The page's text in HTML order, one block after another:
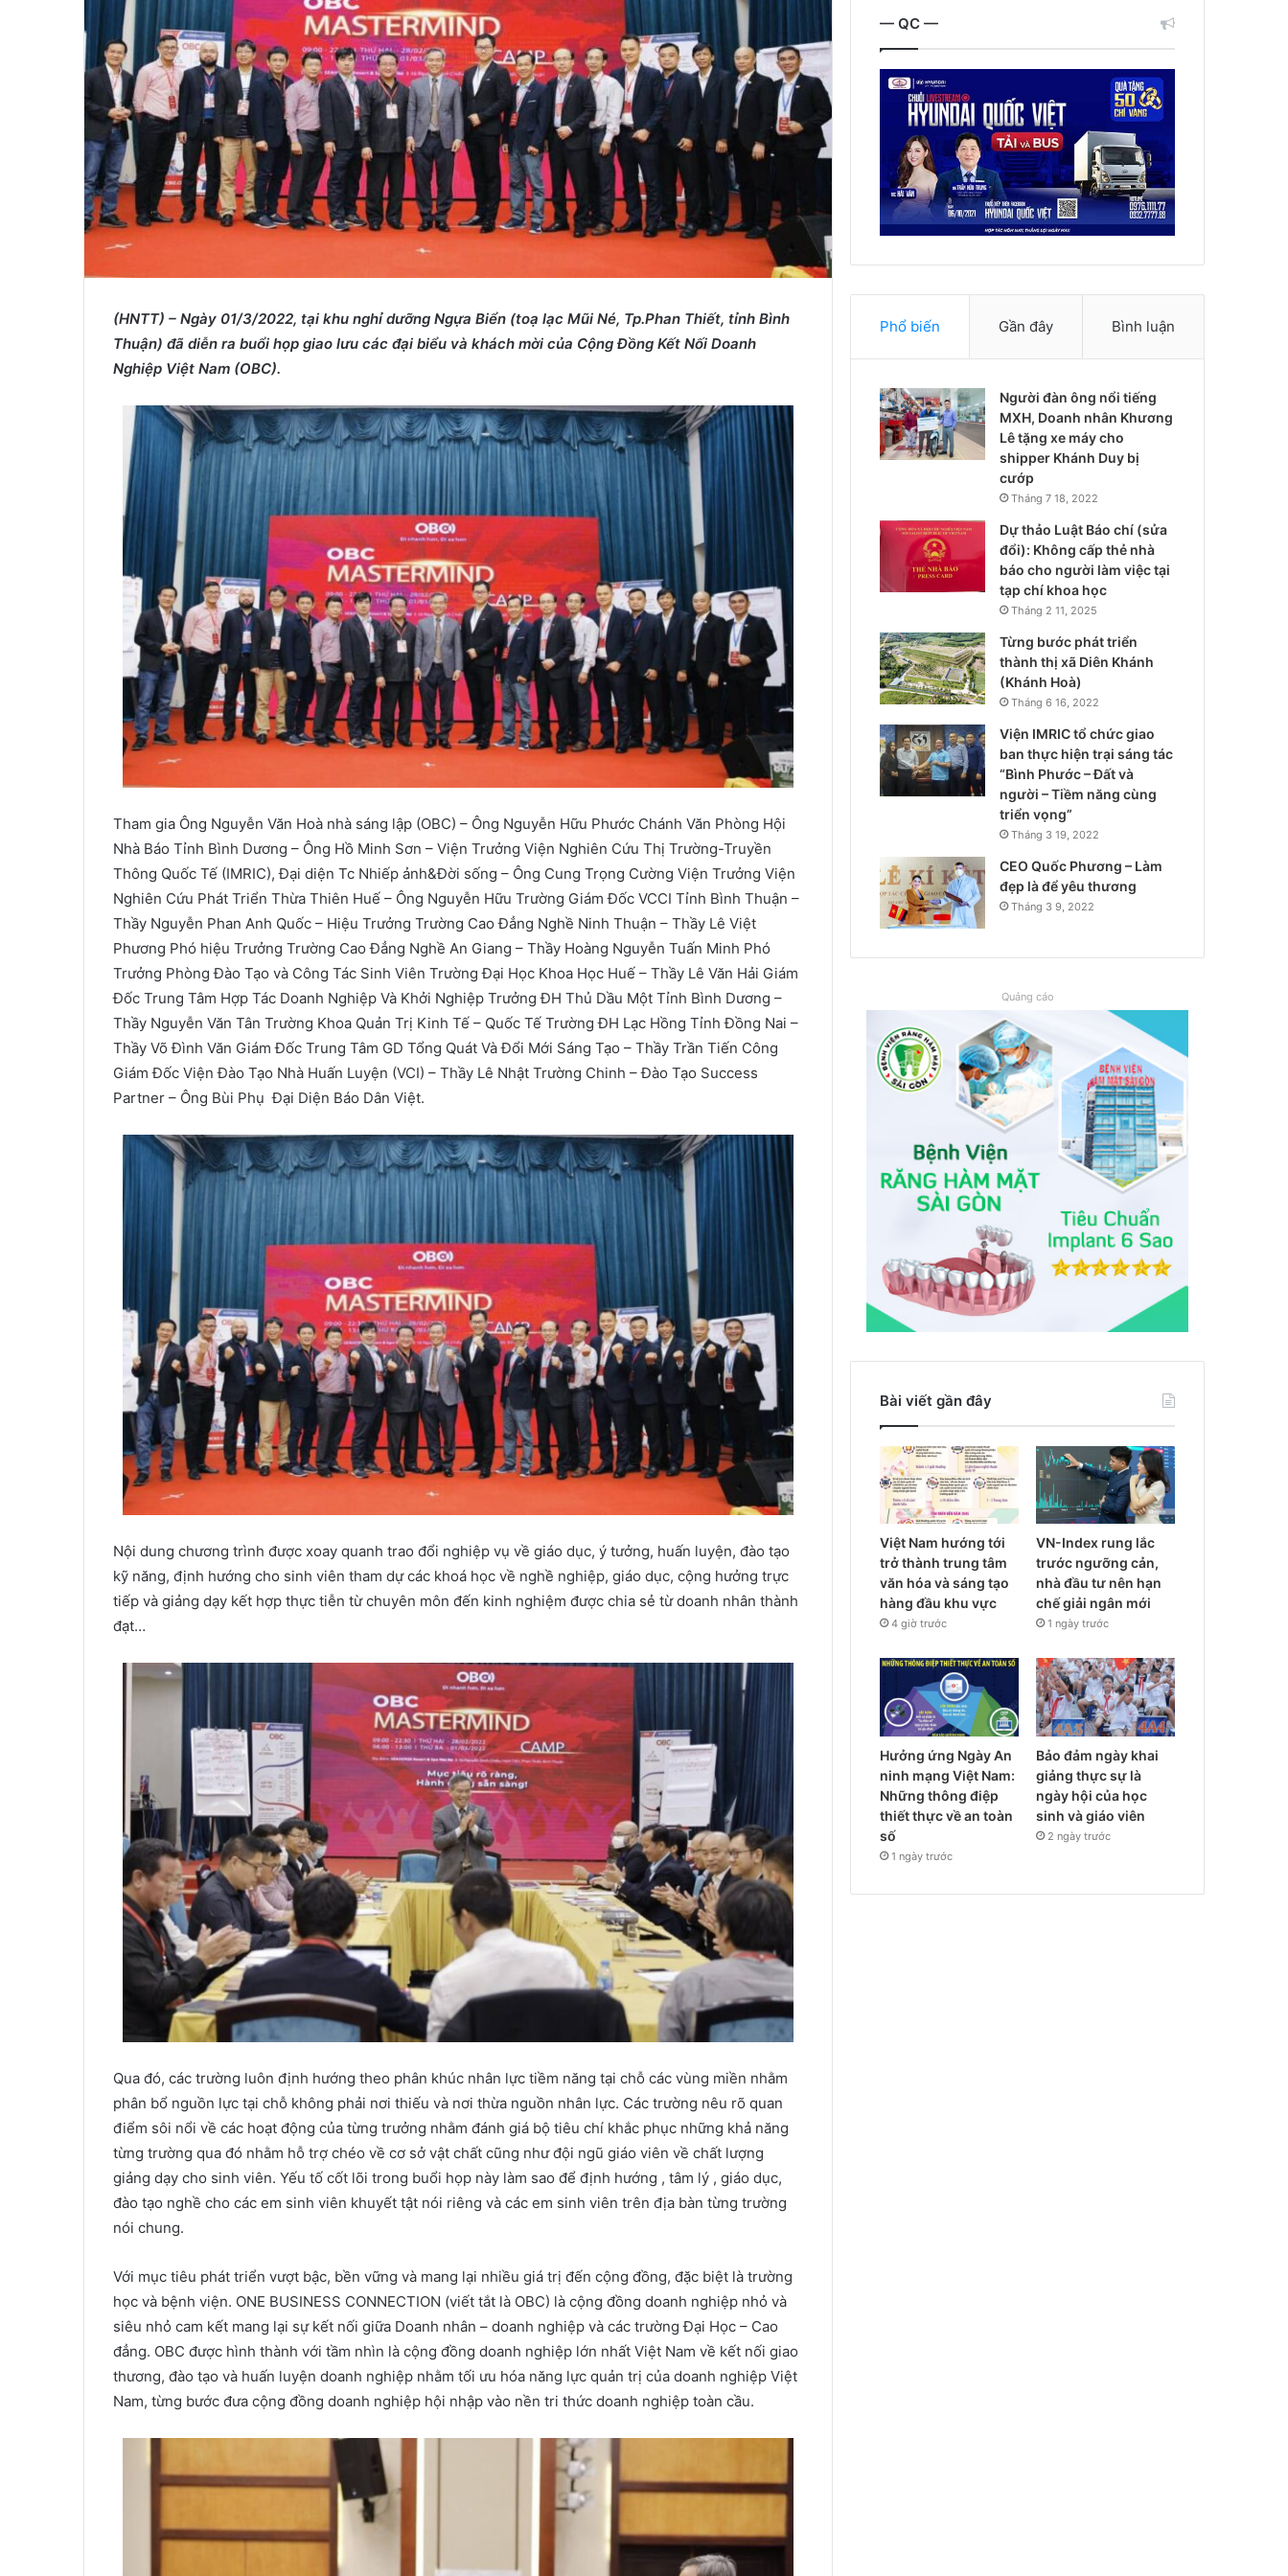
(HNTT) – Ngày 01/3/2022, tại khu nghỉ dưỡng Ngựa Biển (toạ lạc Mũi Né, Tp.Phan Thiết, tỉnh Bình
Thuận) đã diễn ra buổi họp giao lưu các đại biểu và khách mời của Cộng Đồng Kết Nối Doanh
Nghiệp Việt Nam (OBC).
Tham gia Ông Nguyễn Văn Hoà nhà sáng lập (OBC) – Ông Nguyễn Hữu Phước Chánh Văn Phòng Hội
Nhà Báo Tỉnh Bình Dương – Ông Hồ Minh Sơn – Viện Trưởng Viện Nghiên Cứu Thị Trường-Truyền
Thông Quốc Tế (IMRIC), Đại diện Tc Nhiếp ảnh&Đời sống – Ông Cung Trọng Cường Viện Trưởng Viện
Nghiên Cứu Phát Triển Thừa Thiên Huế – Ông Nguyễn Hữu Trường Giám Đốc VCCI Tỉnh Bình Thuận –
Thầy Nguyễn Phan Anh Quốc – Hiệu Trưởng Trường Cao Đẳng Nghề Ninh Thuận – Thầy Lê Việt
Phương Phó hiệu Trưởng Trường Cao Đẳng Nghề An Giang – Thầy Hoàng Nguyễn Tuấn Minh Phó
Trưởng Phòng Đào Tạo và Công Tác Sinh Viên Trường Đại Học Khoa Học Huế – Thầy Lê Văn Hải Giám
Đốc Trung Tâm Hợp Tác Doanh Nghiệp Và Khởi Nghiệp Trưởng ĐH Thủ Dầu Một Tỉnh Bình Dương –
Thầy Nguyễn Văn Tân Trường Khoa Quản Trị Kinh Tế – Quốc Tế Trường ĐH Lạc Hồng Tỉnh Đồng Nai –
Thầy Võ Đình Văn Giám Đốc Trung Tâm GD Tổng Quát Và Đổi Mới Sáng Tạo – Thầy Trần Tiến Công
Giám Đốc Viện Đào Tạo Nhà Huấn Luyện (VCI) – Thầy Lê Nhật Trường Chinh – Đào Tạo Success
Partner – Ông Bùi Phụ Đại Diện Báo Dân Việt.
Nội dung chương trình được xoay quanh trao đổi nghiệp vụ về giáo dục, ý tưởng, huấn luyện, đào tạo
kỹ năng, định hướng cho sinh viên tham dự các khoá học về nghề nghiệp, giáo dục, cộng hưởng trực
tiếp và giảng dạy kết hợp thực tiễn từ chuyên môn đến kinh nghiệm được chia sẻ từ doanh nhân thành
đạt…
Qua đó, các trường luôn định hướng theo phân khúc nhân lực tiềm năng tại chỗ các vùng miền nhằm
phân bổ nguồn lực tại chỗ không phải nơi thiếu và nơi thừa nguồn nhân lực. Các trường nêu rõ quan
điểm sôi nổi về các hoạt động của từng trưởng nhằm đánh giá bộ tiêu chí khắc phục những khả năng
từng trường qua đó nhằm hỗ trợ chéo về cơ sở vật chất cũng như đội ngũ giáo viên về chất lượng
giảng dạy cho sinh viên. Yếu tố cốt lõi trong buổi họp này làm sao để định hướng , tâm lý , giáo dục,
đào tạo nghề cho các em sinh viên khuyết tật nói riêng và các em sinh viên trên địa bàn từng trường
nói chung.
Với mục tiêu phát triển vượt bậc, bền vững và mang lại nhiều giá trị đến cộng đồng, đặc biệt là trường
học và bệnh viện. ONE BUSINESS CONNECTION (viết tắt là OBC) là cộng đồng doanh nghiệp nhỏ và
siêu nhỏ cam kết mang lại sự kết nối giữa Doanh nhân – doanh nghiệp và các trường Đại Học – Cao
đẳng. OBC được hình thành với tầm nhìn là cộng đồng doanh nghiệp lớn nhất Việt Nam về kết nối giao
thương, đào tạo và huấn luyện doanh nghiệp nhằm tối ưu hóa năng lực quản trị của doanh nghiệp Việt
Nam, từng bước đưa cộng đồng doanh nghiệp hội nhập vào nền tri thức doanh nghiệp toàn cầu.
— QC —
Phổ biến Gần đây Bình luận
Người đàn ông nổi tiếng
MXH, Doanh nhân Khương
Lê tặng xe máy cho
shipper Khánh Duy bị
cướp
Tháng 7 18, 2022
Dự thảo Luật Báo chí (sửa
đổi): Không cấp thẻ nhà
báo cho người làm việc tại
tạp chí khoa học
Tháng 2 11, 2025
Từng bước phát triển
thành thị xã Diên Khánh
(Khánh Hoà)
Tháng 6 16, 2022
Viện IMRIC tổ chức giao
ban thực hiện trại sáng tác
“Bình Phước – Đất và
người – Tiềm năng cùng
triển vọng”
Tháng 3 19, 2022
CEO Quốc Phương – Làm
đẹp là để yêu thương
Tháng 3 9, 2022
Quảng cáo
Bài viết gần đây
Việt Nam hướng tới
trở thành trung tâm
văn hóa và sáng tạo
hàng đầu khu vực
4 giờ trước
VN-Index rung lắc
trước ngưỡng cản,
nhà đầu tư nên hạn
chế giải ngân mới
1 ngày trước
Hưởng ứng Ngày An
ninh mạng Việt Nam:
Những thông điệp
thiết thực về an toàn
số
1 ngày trước
Bảo đảm ngày khai
giảng thực sự là
ngày hội của học
sinh và giáo viên
2 ngày trước